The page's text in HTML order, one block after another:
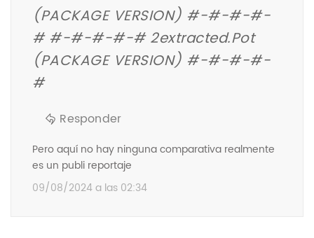
(PACKAGE VERSION) #-#-#-#-
# #-#-#-#-# 2extracted.pot
(PACKAGE VERSION) #-#-#-#-
#
Responder
Pero aquí no hay ninguna comparativa realmente
es un publi reportaje
09/08/2024 a las 02:34